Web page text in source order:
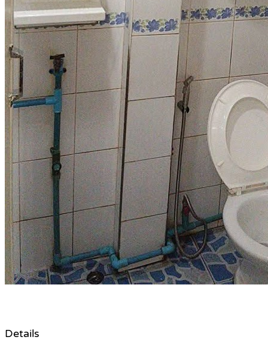
Details